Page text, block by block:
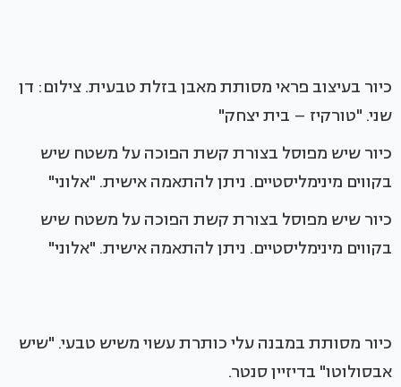
כיור בעיצוב פראי מסותת מאבן בזלת טבעית. צילום: דן
שני. "טורקיז – בית יצחק"
כיור שיש מפוסל בצורת קשת הפוכה על משטח שיש
בקווים מינימליסטיים. ניתן להתאמה אישית. "אלוני"
כיור שיש מפוסל בצורת קשת הפוכה על משטח שיש
בקווים מינימליסטיים. ניתן להתאמה אישית. "אלוני"
כיור מסותת במבנה עלי כותרת עשוי משיש טבעי. "שיש
אבסולוטו" בדיזיין סנטר.